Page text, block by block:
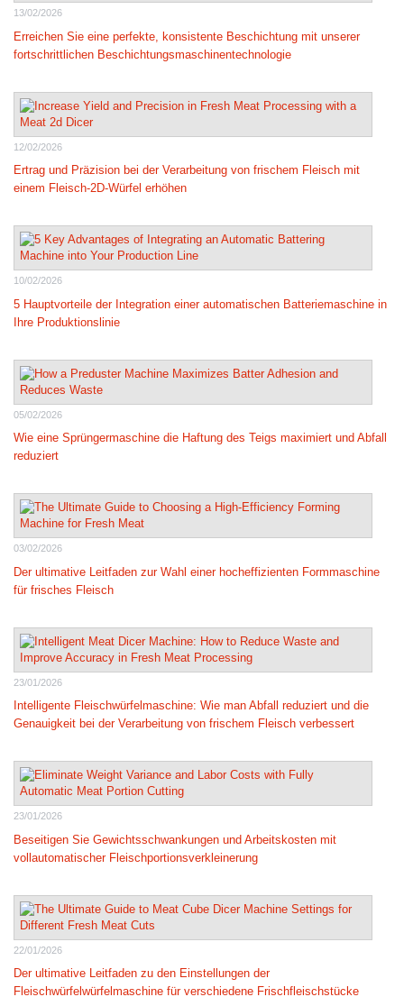
13/02/2026
Erreichen Sie eine perfekte, konsistente Beschichtung mit unserer
fortschrittlichen Beschichtungsmaschinentechnologie
12/02/2026
Ertrag und Präzision bei der Verarbeitung von frischem Fleisch mit
einem Fleisch-2D-Würfel erhöhen
10/02/2026
5 Hauptvorteile der Integration einer automatischen Batteriemaschine in
Ihre Produktionslinie
05/02/2026
Wie eine Sprüngermaschine die Haftung des Teigs maximiert und Abfall
reduziert
03/02/2026
Der ultimative Leitfaden zur Wahl einer hocheffizienten Formmaschine
für frisches Fleisch
23/01/2026
Intelligente Fleischwürfelmaschine: Wie man Abfall reduziert und die
Genauigkeit bei der Verarbeitung von frischem Fleisch verbessert
23/01/2026
Beseitigen Sie Gewichtsschwankungen und Arbeitskosten mit
vollautomatischer Fleischportionsverkleinerung
22/01/2026
Der ultimative Leitfaden zu den Einstellungen der
Fleischwürfelwürfelmaschine für verschiedene Frischfleischstücke